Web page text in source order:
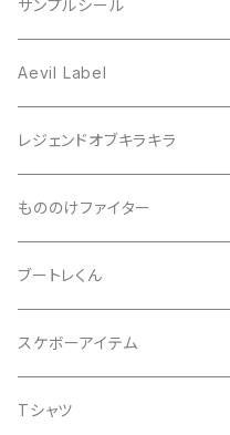
サンプルシール
プリズム
スクエア
ノイズ
レンチキュラー
箔ホロ
タマムシ
ノーマル
透明
グリッター
蓄光
Aevil Label
レジェンドオブキラキラ
シール
缶バッチ
Tシャツ
バッグ
もののけファイター
ブートレくん
スケボーアイテム
デッキテープ
Tシャツ